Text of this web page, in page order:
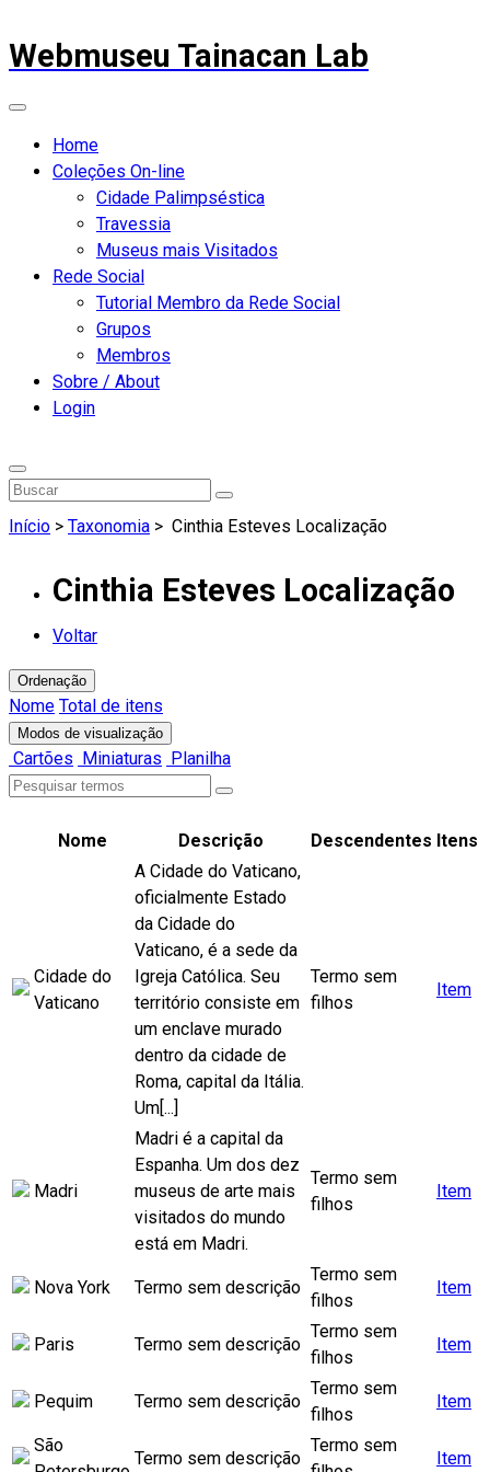
Webmuseu Tainacan Lab
Home
Coleções On-line
Cidade Palimpséstica
Travessia
Museus mais Visitados
Rede Social
Tutorial Membro da Rede Social
Grupos
Membros
Sobre / About
Login
Início > Taxonomia > Cinthia Esteves Localização
Cinthia Esteves Localização
Voltar
Ordenação
Nome Total de itens
Modos de visualização
Cartões Miniaturas Planilha
Nome Descrição Descendentes Itens
Cidade do
Vaticano
A Cidade do Vaticano,
oficialmente Estado
da Cidade do
Vaticano, é a sede da
Igreja Católica. Seu
território consiste em
um enclave murado
dentro da cidade de
Roma, capital da Itália.
Um[...]
Termo sem
filhos
Item
Madri
Madri é a capital da
Espanha. Um dos dez
museus de arte mais
visitados do mundo
está em Madri.
Termo sem
filhos
Item
Nova York Termo sem descrição
Termo sem
filhos
Item
Paris Termo sem descrição
Termo sem
filhos
Item
Pequim Termo sem descrição
Termo sem
filhos
Item
São
Termo sem descrição
Termo sem
Item